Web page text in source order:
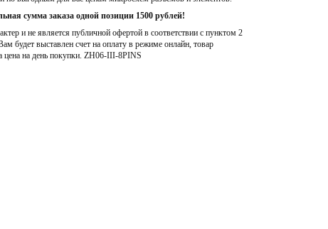
сумма заказа одной позиции 1500 рублей!
и не является публичной офертой в соответствии с пунктом 2
будет выставлен счет на оплату в режиме онлайн, товар
цена на день покупки. ZH06-III-8PINS